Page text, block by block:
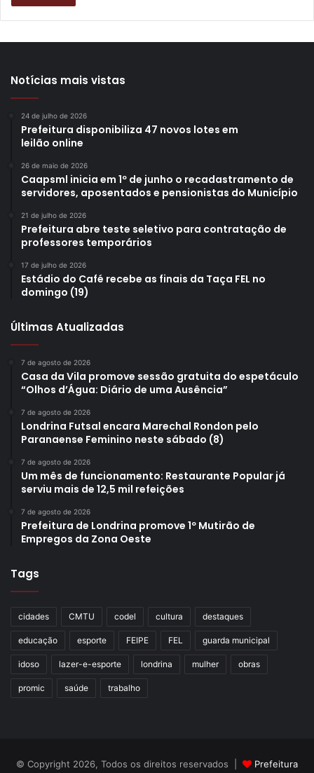
Notícias mais vistas
24 de julho de 2026
Prefeitura disponibiliza 47 novos lotes em
leilão online
26 de maio de 2026
Caapsml inicia em 1º de junho o recadastramento de
servidores, aposentados e pensionistas do Município
21 de julho de 2026
Prefeitura abre teste seletivo para contratação de
professores temporários
17 de julho de 2026
Estádio do Café recebe as finais da Taça FEL no
domingo (19)
Últimas Atualizadas
7 de agosto de 2026
Casa da Vila promove sessão gratuita do espetáculo
“Olhos d’Água: Diário de uma Ausência”
7 de agosto de 2026
Londrina Futsal encara Marechal Rondon pelo
Paranaense Feminino neste sábado (8)
7 de agosto de 2026
Um mês de funcionamento: Restaurante Popular já
serviu mais de 12,5 mil refeições
7 de agosto de 2026
Prefeitura de Londrina promove 1º Mutirão de
Empregos da Zona Oeste
Tags
cidades CMTU codel cultura destaques
educação esporte FEIPE FEL guarda municipal
idoso lazer-e-esporte londrina mulher obras
promic saúde trabalho
© Copyright 2026, Todos os direitos reservados | Prefeitura